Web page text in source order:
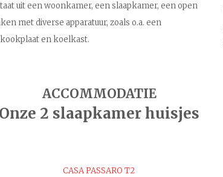
uit een woonkamer, een slaapkamer, een open
met diverse apparatuur, zoals o.a. een
en koelkast.
ACCOMMODATIE
Onze 2 slaapkamer huisjes
CASA PASSARO T2